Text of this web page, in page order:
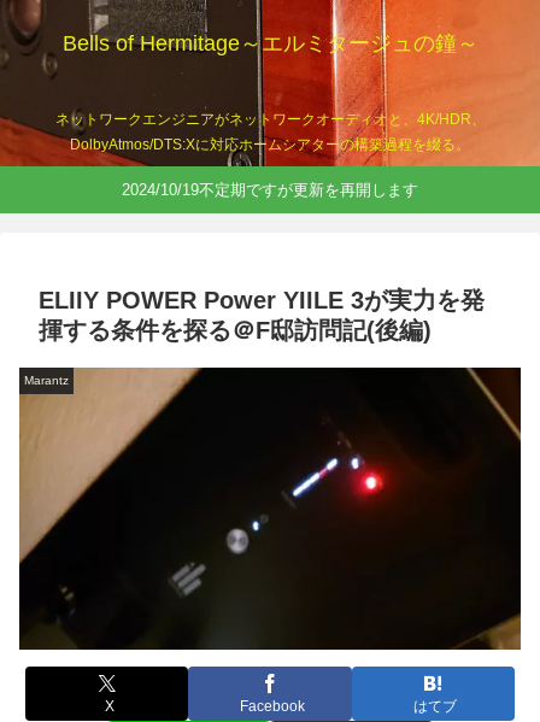
Bells of Hermitage～エルミタージュの鐘～
ネットワークエンジニアがネットワークオーディオと、4K/HDR、
DolbyAtmos/DTS:Xに対応ホームシアターの構築過程を綴る。
2024/10/19不定期ですが更新を再開します
ELIIY POWER Power YIILE 3が実力を発
揮する条件を探る＠F邸訪問記(後編)
Marantz
X Facebook はてブ